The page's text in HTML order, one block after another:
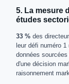
5. La mesure
études
33 % des
leur défi numéro 1
données
d'une décision
raisonnement